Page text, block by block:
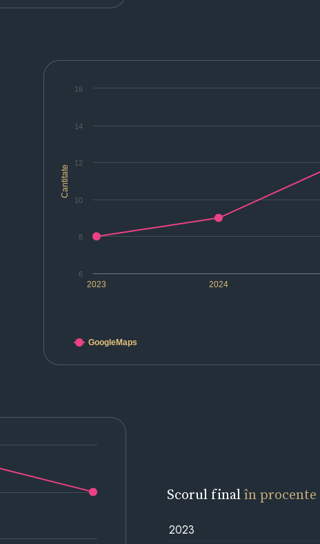
Cantitate
2023 2024
6
8
10
12
14
16
GoogleMaps
Scorul finalîn procente
2023